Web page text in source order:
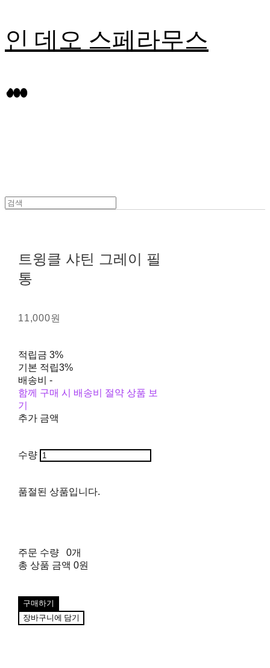
인 데오 스페라무스
트윙클 샤틴 그레이 필
통
11,000원
적립금 3%
기본 적립3%
배송비 -
함께 구매 시 배송비 절약 상품 보
기
추가 금액
수량
품절된 상품입니다.
주문 수량
0개
총 상품 금액 0원
구매하기
장바구니에 담기